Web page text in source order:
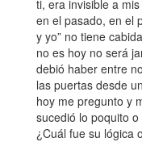
ti, era invisible a
en el pasado, en el
y yo” no tiene
no es hoy no será
debió haber entre
las puertas desde
hoy me pregunto y
sucedió lo poquito
¿Cuál fue su lógica